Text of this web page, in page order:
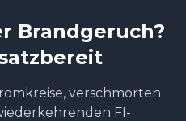
Brandgeruch?
verschmorten
FI-